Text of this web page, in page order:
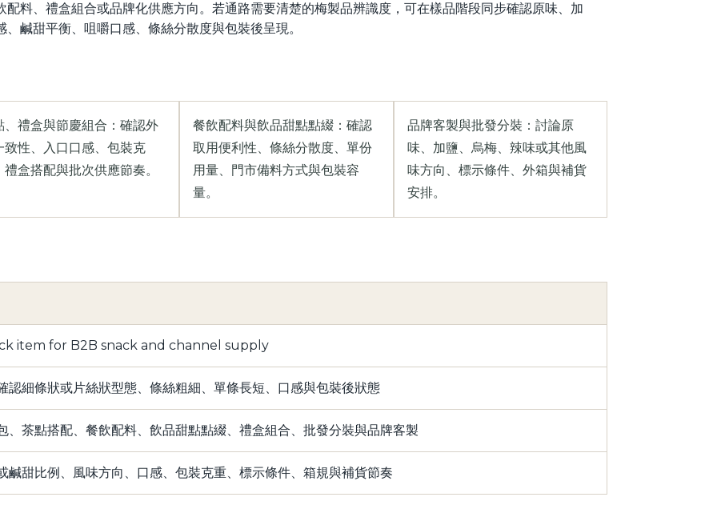
料、禮盒組合或品牌化供應方向。若通路需要清楚的梅製品辨識度，可在樣品階段同步確認原味、加
鹹甜平衡、咀嚼口感、條絲分散度與包裝後呈現。
、禮盒與節慶組合：確認外
致性、入口口感、包裝克
禮盒搭配與批次供應節奏。
餐飲配料與飲品甜點點綴：確認
取用便利性、條絲分散度、單份
用量、門市備料方式與包裝容
量。
品牌客製與批發分裝：討論原
味、加鹽、烏梅、辣味或其他風
味方向、標示條件、外箱與補貨
安排。
item for B2B snack and channel supply
認細條狀或片絲狀型態、條絲粗細、單條長短、口感與包裝後狀態
、茶點搭配、餐飲配料、飲品甜點點綴、禮盒組合、批發分裝與品牌客製
鹹甜比例、風味方向、口感、包裝克重、標示條件、箱規與補貨節奏